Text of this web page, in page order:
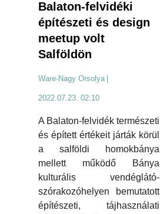
Balaton-felvidéki
építészeti és design
meetup volt
Salföldön
Ware-Nagy Orsolya
2022.07.23. 02:10
A Balaton-felvidék természeti
és épített értékeit járták körül
a salföldi homokbánya
mellett működő Bánya
kulturális vendéglátó-
szórakozóhelyen bemutatott
építészeti, tájhasználati